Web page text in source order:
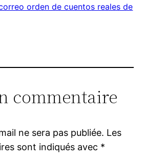
orden de cuentos reales de
commentaire
ne sera pas publiée. Les
sont indiqués avec *